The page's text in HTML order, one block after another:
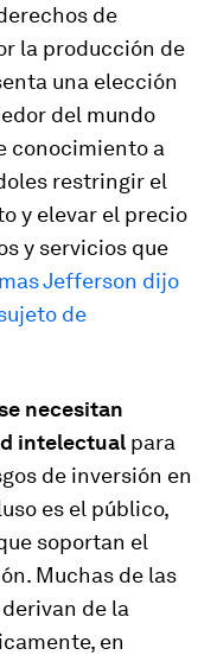
de
la producción de
una elección
del mundo
conocimiento a
restringir el
y elevar el precio
y servicios que
Jefferson dijo
de
necesitan
intelectual para
de inversión en
es el público,
soportan el
Muchas de las
de la
en